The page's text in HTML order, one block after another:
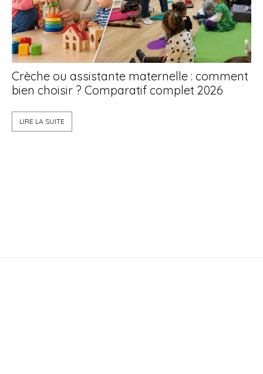
Crèche ou assistante maternelle : comment
bien choisir ? Comparatif complet 2026
LIRE LA SUITE